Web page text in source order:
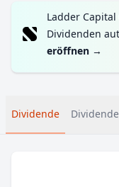
Ladder
Dividenden
eröffnen →
Dividende